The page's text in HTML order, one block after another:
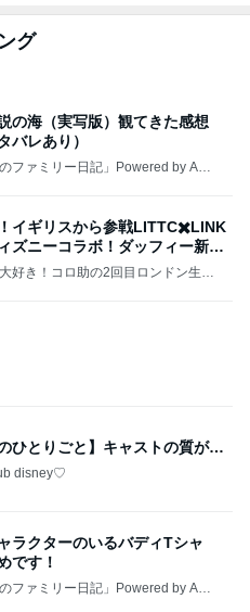
disney♡
ラクターのいるバディTシャ
です！
ファミリー日記」Powered by Ame
ぶらり〜
2時間前
簡単な方法
2日前